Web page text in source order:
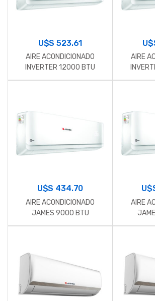
U$S523.61
AIRE ACONDICIONADO
INVERTER 12000 BTU
JAMES
AIRE
U$S 434.70
AIRE ACONDICIONADO
JAMES 9000 BTU
INVERTER
AIRE